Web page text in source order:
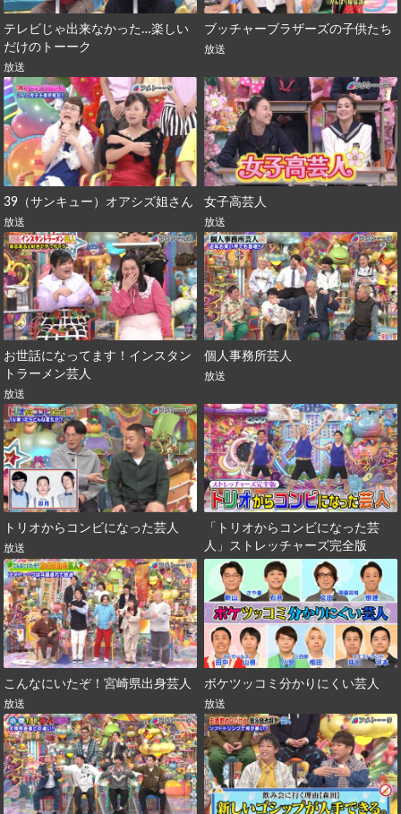
テレビじゃ出来なかった…楽しい
だけのトーーク
放送
ブッチャーブラザーズの子供たち
放送
39（サンキュー）オアシズ姐さん
放送
女子高芸人
放送
お世話になってます！インスタン
トラーメン芸人
放送
個人事務所芸人
放送
トリオからコンビになった芸人
放送
「トリオからコンビになった芸
人」ストレッチャーズ完全版
こんなにいたぞ！宮崎県出身芸人
放送
ボケツッコミ分かりにくい芸人
放送